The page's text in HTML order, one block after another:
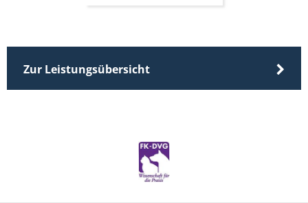
Zur Leistungsübersicht